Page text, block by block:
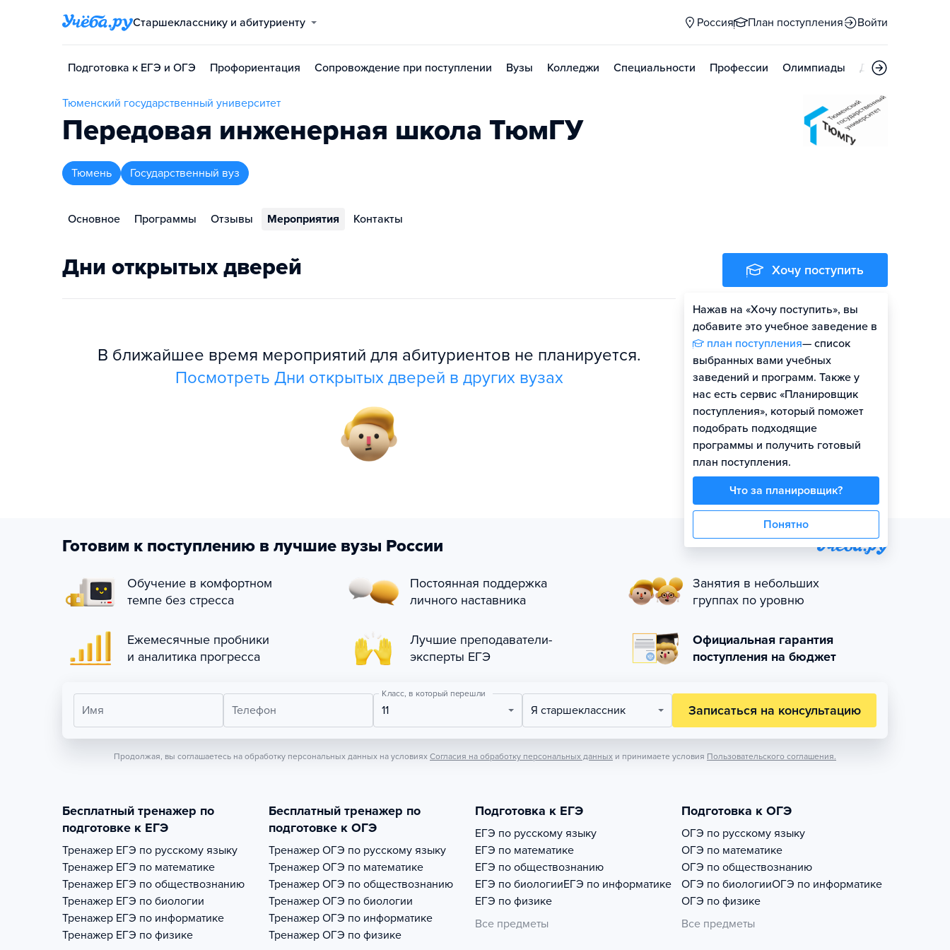
Старшекласснику и абитуриенту Россия План поступления Войти
Подготовка к ЕГЭ и ОГЭ Профориентация Сопровождение при поступлении Вузы Колледжи Специальности Профессии Олимпиады Дни открытых
Тюменский государственный университет
Передовая инженерная школа ТюмГУ
Тюмень Государственный вуз
Основное Программы Отзывы Мероприятия Контакты
Дни открытых дверей
В ближайшее время мероприятий для абитуриентов не планируется.
Посмотреть Дни открытых дверей в других вузах
Хочу поступить
Нажав на «Хочу поступить», вы
добавите это учебное заведение в
план поступления— список
выбранных вами учебных
заведений и программ. Также у
нас есть сервис «Планировщик
поступления», который поможет
подобрать подходящие
программы и получить готовый
план поступления.
Что за планировщик?
Понятно
Оценить шансы
Готовим к поступлению в лучшие вузы России
Обучение в комфортном
темпе без стресса
Постоянная поддержка
личного наставника
Занятия в небольших
группах по уровню
Ежемесячные пробники
и аналитика прогресса
Лучшие преподаватели-
эксперты ЕГЭ
Официальная гарантия
поступления на бюджет
Имя Телефон
Класс, в который перешли
11 Я старшеклассник Записаться на консультацию
Продолжая, вы соглашаетесь на обработку персональных данных на условиях Согласия на обработку персональных данных и принимаете условия Пользовательского соглашения.
Бесплатный тренажер по
подготовке к ЕГЭ
Тренажер ЕГЭ по русскому языку
Тренажер ЕГЭ по математике
Тренажер ЕГЭ по обществознанию
Тренажер ЕГЭ по биологии
Тренажер ЕГЭ по информатике
Тренажер ЕГЭ по физике
Бесплатный тренажер по
подготовке к ОГЭ
Тренажер ОГЭ по русскому языку
Тренажер ОГЭ по математике
Тренажер ОГЭ по обществознанию
Тренажер ОГЭ по биологии
Тренажер ОГЭ по информатике
Тренажер ОГЭ по физике
Подготовка к ЕГЭ
ЕГЭ по русскому языку
ЕГЭ по математике
ЕГЭ по обществознанию
ЕГЭ по биологииЕГЭ по информатике
ЕГЭ по физике
Все предметы
Подготовка к ОГЭ
ОГЭ по русскому языку
ОГЭ по математике
ОГЭ по обществознанию
ОГЭ по биологииОГЭ по информатике
ОГЭ по физике
Все предметы